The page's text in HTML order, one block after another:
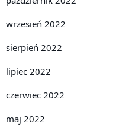
wrzesień 2022
sierpień 2022
lipiec 2022
czerwiec 2022
maj 2022